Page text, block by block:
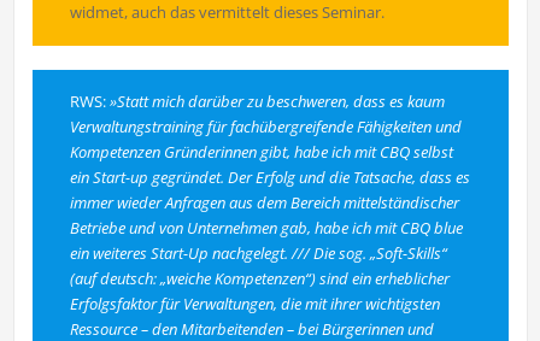
widmet, auch das vermittelt dieses Seminar.
RWS:»Statt mich darüber zu beschweren, dass es kaum
Verwaltungstraining für fachübergreifende Fähigkeiten und
Kompetenzen Gründerinnen gibt, habe ich mit CBQ selbst
ein Start-up gegründet. Der Erfolg und die Tatsache, dass es
immer wieder Anfragen aus dem Bereich mittelständischer
Betriebe und von Unternehmen gab, habe ich mit CBQ blue
ein weiteres Start-Up nachgelegt. /// Die sog. „Soft-Skills“
(auf deutsch: „weiche Kompetenzen“) sind ein erheblicher
Erfolgsfaktor für Verwaltungen, die mit ihrer wichtigsten
Ressource – den Mitarbeitenden – bei Bürgerinnen und